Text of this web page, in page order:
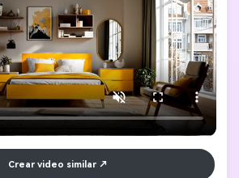
"Dormitorio
["Caja de cartón (logo
manta amarilla","Mesa de
de
"La caja estalla, los
la caja, los muebles se ensamblan y
y velocidad","ending":
y tranquilo con decoración
["16:9","Estilo
rápido","Sin texto","Tonos cálidos
Crear video similar